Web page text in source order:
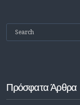
Πρόσφατα Άρθρα